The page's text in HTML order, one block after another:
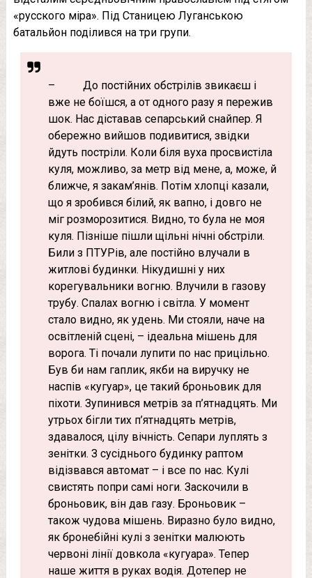
«русского міра». Під Станицею Луганською
батальйон поділився на три групи.
– До постійних обстрілів звикаєш і
вже не боїшся, а от одного разу я пережив
шок. Нас діставав сепарський снайпер. Я
обережно вийшов подивитися, звідки
йдуть постріли. Коли біля вуха просвистіла
куля, можливо, за метр від мене, а, може, й
ближче, я закам’янів. Потім хлопці казали,
що я зробився білий, як вапно, і довго не
міг розморозитися. Видно, то була не моя
куля. Пізніше пішли щільні нічні обстріли.
Били з ПТУРів, але постійно влучали в
житлові будинки. Нікудишні у них
корегувальники вогню. Влучили в газову
трубу. Спалах вогню і світла. У момент
стало видно, як удень. Ми стояли, наче на
освітленій сцені, – ідеальна мішень для
ворога. Ті почали лупити по нас прицільно.
Був би нам гаплик, якби на виручку не
наспів «кугуар», це такий броньовик для
піхоти. Зупинився метрів за п’ятнадцять. Ми
утрьох бігли тих п’ятнадцять метрів,
здавалося, цілу вічність. Сепари луплять з
зенітки. З сусіднього будинку раптом
відізвався автомат – і все по нас. Кулі
свистять попри самі ноги. Заскочили в
броньовик, він дав газу. Броньовик –
також чудова мішень. Виразно було видно,
як бронебійні кулі з зенітки малюють
червоні лінії довкола «кугуара». Тепер
наше життя в руках водія. Дотепер не